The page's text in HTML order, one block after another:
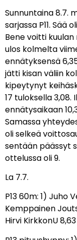
Sunnuntaina 8.7.
sarjassa P11. Sää
Bene voitti kuulan
ulos kolmelta
ennätyksensä
jätti kisan väliin
kipeytynyt
17 tuloksella
ennätysaikaan
Samassa
oli selkeä
sentään päässyt
ottelussa oli 9.
La 7.7.
P13 60m: 1) Juho
Kemppainen
Hirvi KirkkonU 8,63